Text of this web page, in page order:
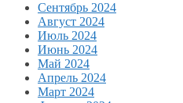
Сентябрь 2024
Август 2024
Июль 2024
Июнь 2024
Май 2024
Апрель 2024
Март 2024